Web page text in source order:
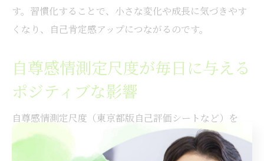
す。習慣化することで、小さな変化や成長に気づきやす
くなり、自己肯定感アップにつながるのです。
自尊感情測定尺度が毎日に与える
ポジティブな影響
自尊感情測定尺度（東京都版自己評価シートなど）を
日々活用することで、自分の状態を客観的に把握できる
だけでなく、心の安定や前向きな気持ちの維持にも役立